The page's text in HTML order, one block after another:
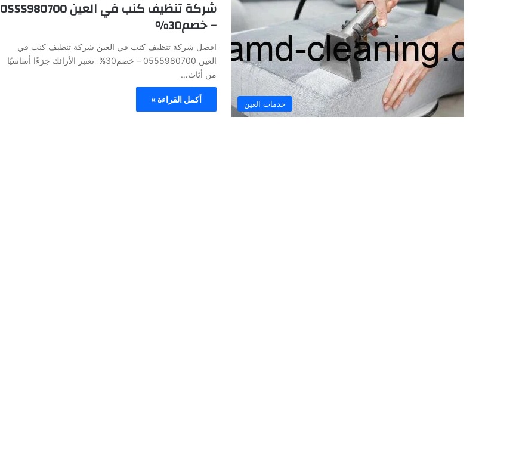
خدمات العين
شركة تنظيف كنب في العين 0555980700
– خصم30%
افضل شركة تنظيف كنب في العين شركة تنظيف كنب في
العين 0555980700 – خصم30% تعتبر الأرائك جزءًا أساسيًا
من أثاث…
أكمل القراءة »